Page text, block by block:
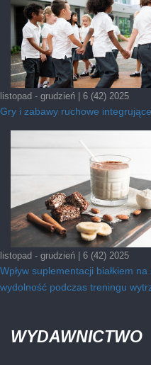
listopad - grudzień | 6 (42) 2025
Gry i zabawy ruchowe
listopad - grudzień | 6 (42) 2025
Wpływ suplementacji białkiem
wydolność podczas treningu
WYDAWNICTWO